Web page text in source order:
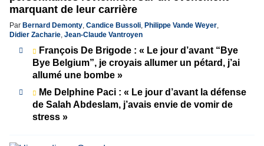
marquant de leur carrière
Par Bernard Demonty, Candice Bussoli, Philippe Vande Weyer,
Didier Zacharie, Jean-Claude Vantroyen
François De Brigode : « Le jour d’avant “Bye
Bye Belgium”, je croyais allumer un pétard, j’ai
allumé une bombe »
Me Delphine Paci : « Le jour d’avant la défense
de Salah Abdeslam, j’avais envie de vomir de
stress »